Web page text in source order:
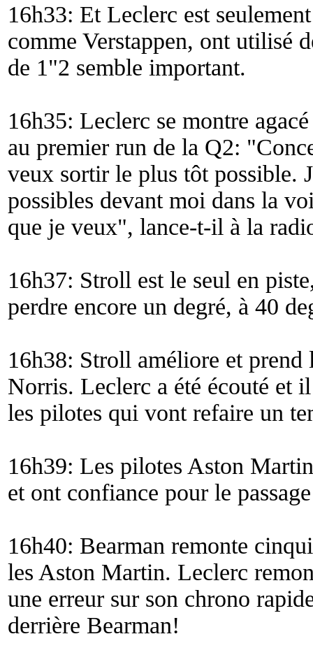
16h33: Et Leclerc est
comme Verstappen, ont utilisé
de 1"2 semble important.
16h35: Leclerc se montre
au premier run de la Q2: "
veux sortir le plus tôt possible.
possibles devant moi dans la
que je veux", lance-t-il à la
16h37: Stroll est le seul en
perdre encore un degré, à 40
16h38: Stroll améliore et
Norris. Leclerc a été écouté et
les pilotes qui vont refaire un
16h39: Les pilotes Aston
et ont confiance pour le
16h40: Bearman remonte
les Aston Martin. Leclerc
une erreur sur son chrono
derrière Bearman!